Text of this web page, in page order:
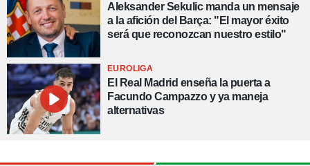
Aleksander Sekulic manda un mensaje
a la afición del Barça: "El mayor éxito
será que reconozcan nuestro estilo"
EUROLIGA
El Real Madrid enseña la puerta a
Facundo Campazzo y ya maneja
alternativas